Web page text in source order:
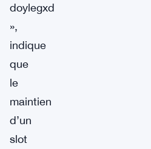
doylegxd
»,
indique
que
le
maintien
d’un
slot